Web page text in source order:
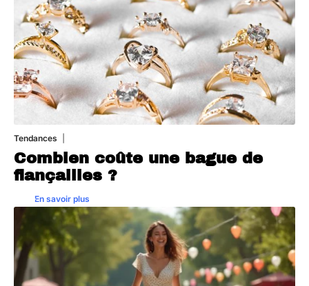
Tendances
Combien coûte une bague de
fiançailles ?
En savoir plus